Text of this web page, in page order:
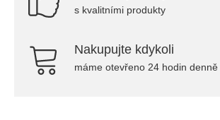
s kvalitními produkty
Nakupujte kdykoli
máme otevřeno 24 hodin denně